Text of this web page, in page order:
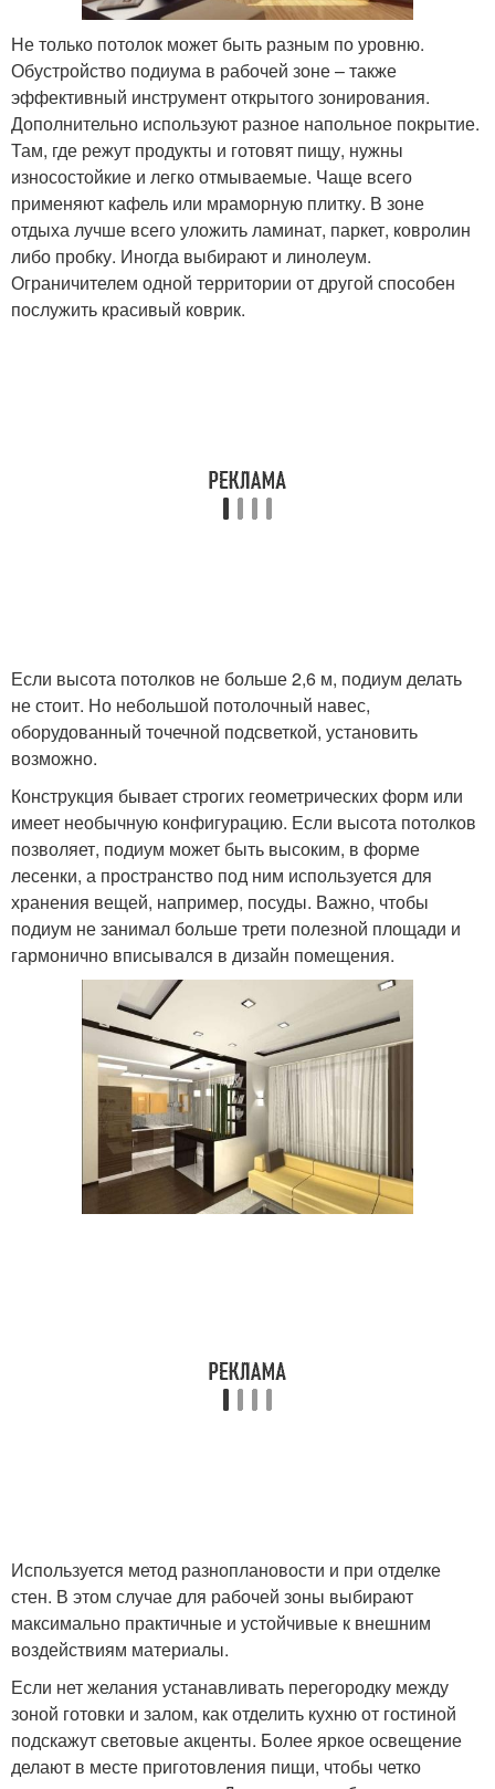
Не только потолок может быть разным по уровню.
Обустройство подиума в рабочей зоне – также
эффективный инструмент открытого зонирования.
Дополнительно используют разное напольное покрытие.
Там, где режут продукты и готовят пищу, нужны
износостойкие и легко отмываемые. Чаще всего
применяют кафель или мраморную плитку. В зоне
отдыха лучше всего уложить ламинат, паркет, ковролин
либо пробку. Иногда выбирают и линолеум.
Ограничителем одной территории от другой способен
послужить красивый коврик.
Если высота потолков не больше 2,6 м, подиум делать
не стоит. Но небольшой потолочный навес,
оборудованный точечной подсветкой, установить
возможно.
Конструкция бывает строгих геометрических форм или
имеет необычную конфигурацию. Если высота потолков
позволяет, подиум может быть высоким, в форме
лесенки, а пространство под ним используется для
хранения вещей, например, посуды. Важно, чтобы
подиум не занимал больше трети полезной площади и
гармонично вписывался в дизайн помещения.
Используется метод разноплановости и при отделке
стен. В этом случае для рабочей зоны выбирают
максимально практичные и устойчивые к внешним
воздействиям материалы.
Если нет желания устанавливать перегородку между
зоной готовки и залом, как отделить кухню от гостиной
подскажут световые акценты. Более яркое освещение
делают в месте приготовления пищи, чтобы четко